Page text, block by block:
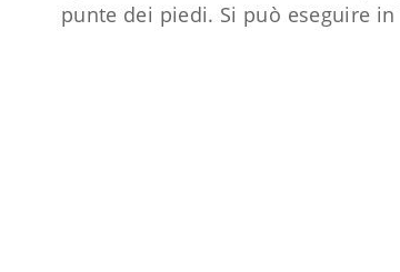
punte dei piedi. Si può eseguire